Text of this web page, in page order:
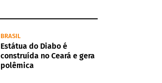
BRASIL
Estátua do Diabo é
construída no Ceará e gera
polêmica